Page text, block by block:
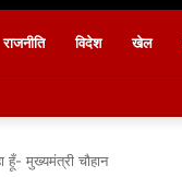
राजनीति विदेश खेल
हूँ- मुख्यमंत्री चौहान